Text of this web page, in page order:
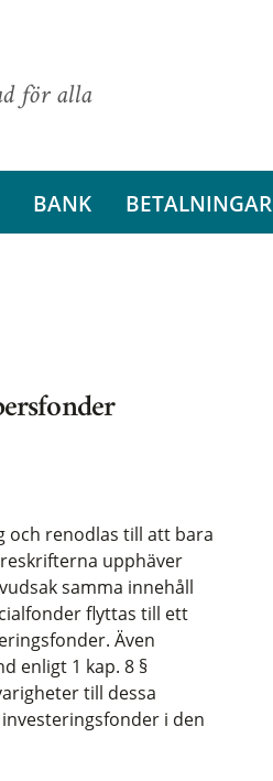
för alla
BANK BETALNINGAR
och renodlas till att bara
upphäver
samma innehåll
flyttas till ett
Även
enligt 1 kap. 8 §
till dessa
i den